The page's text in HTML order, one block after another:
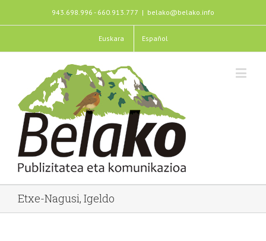
943.698.996 - 660.913.777 | belako@belako.info
Euskara Español
Etxe-Nagusi, Igeldo